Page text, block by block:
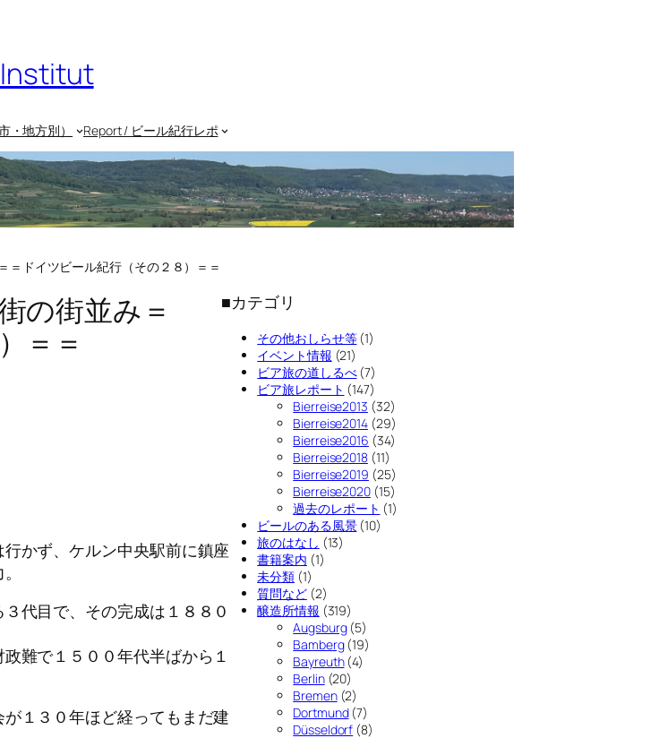
Institut
・地方別） Report / ビール紀行レポ
＝ドイツビール紀行（その２８）＝＝
の街並み＝
＝＝
かず、ケルン中央駅前に鎮座
代目で、その完成は１８８０
難で１５００年代半ばから１
１３０年ほど経ってもまだ建
■カテゴリ
その他おしらせ等(1)
イベント情報 (21)
ビア旅の道しるべ(7)
ビア旅レポート (147)
Bierreise2013 (32)
Bierreise2014(29)
Bierreise2016 (34)
Bierreise2018(11)
Bierreise2019 (25)
Bierreise2020(15)
過去のレポート (1)
ビールのある風景(10)
旅のはなし (13)
書籍案内 (1)
未分類(1)
質問など(2)
醸造所情報 (319)
Augsburg(5)
Bamberg(19)
Bayreuth(4)
Berlin(20)
Bremen(2)
Dortmund(7)
Düsseldorf (8)